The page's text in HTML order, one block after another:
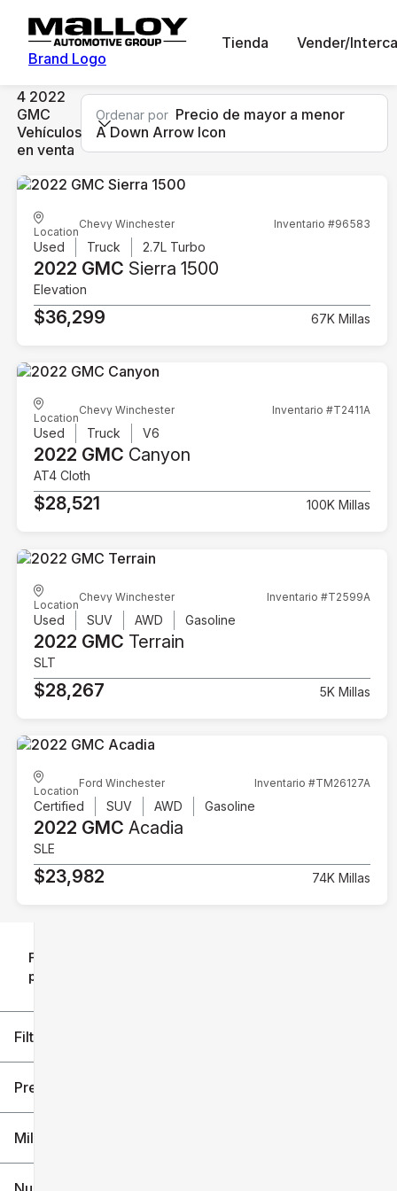
Brand Logo
Tienda Vender/
Filtrar
por
Filtros aplicados (2)
Precio
Millaje
4 2022
GMC
Vehículos
en venta
Ordenar por Precio de mayor a menor
A Down Arrow Icon
Location
Chevy Winchester Inventario #96583
Used Truck 2.7L Turbo
2022 GMC Sierra 1500
Elevation
$36,299 67K Millas
Location
Chevy Winchester Inventario #T2411A
Used Truck V6
2022 GMC Canyon
AT4 Cloth
$28,521 100K Millas
Location
Chevy Winchester Inventario #T2599A
Used SUV AWD Gasoline
2022 GMC Terrain
SLT
$28,267 5K Millas
Location
Ford Winchester Inventario #TM26127A
Certified SUV AWD Gasoline
2022 GMC Acadia
SLE
$23,982 74K Millas